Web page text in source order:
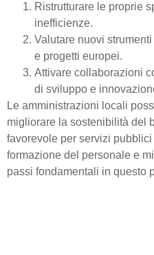
Ristrutturare le proprie
inefficienze.
Valutare nuovi
e progetti europei.
Attivare collaborazioni
di sviluppo e
Le amministrazioni locali
migliorare la sostenibilità del
favorevole per servizi
formazione del personale e
passi fondamentali in questo